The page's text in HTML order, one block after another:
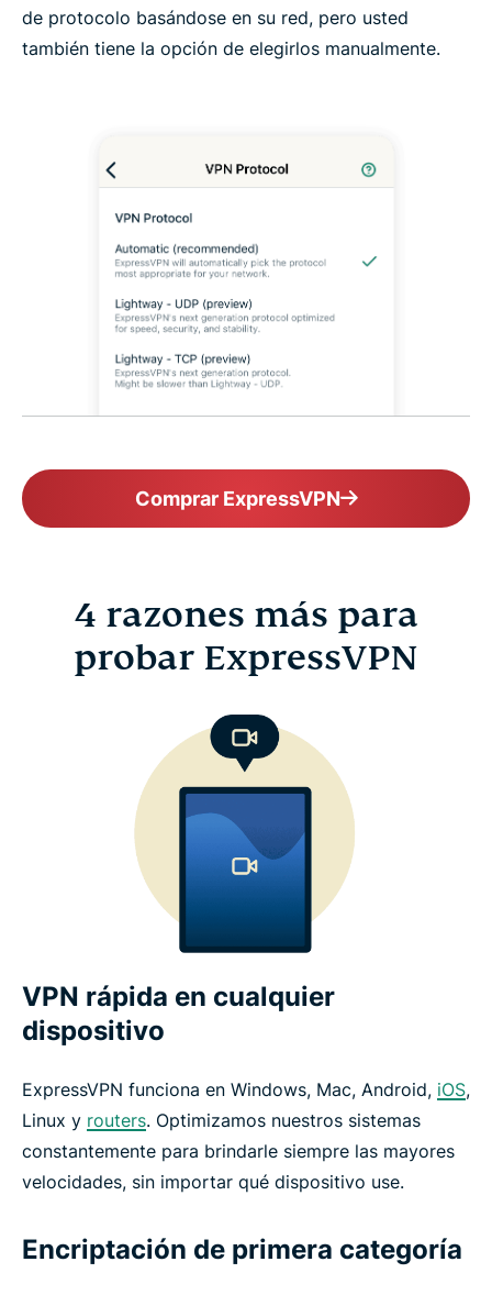
de protocolo basándose en su red, pero usted
también tiene la opción de elegirlos manualmente.
Comprar ExpressVPN
4 razones más para
probar ExpressVPN
VPN rápida en cualquier
dispositivo
ExpressVPN funciona en Windows, Mac, Android, iOS,
Linux y routers. Optimizamos nuestros sistemas
constantemente para brindarle siempre las mayores
velocidades, sin importar qué dispositivo use.
Encriptación de primera categoría